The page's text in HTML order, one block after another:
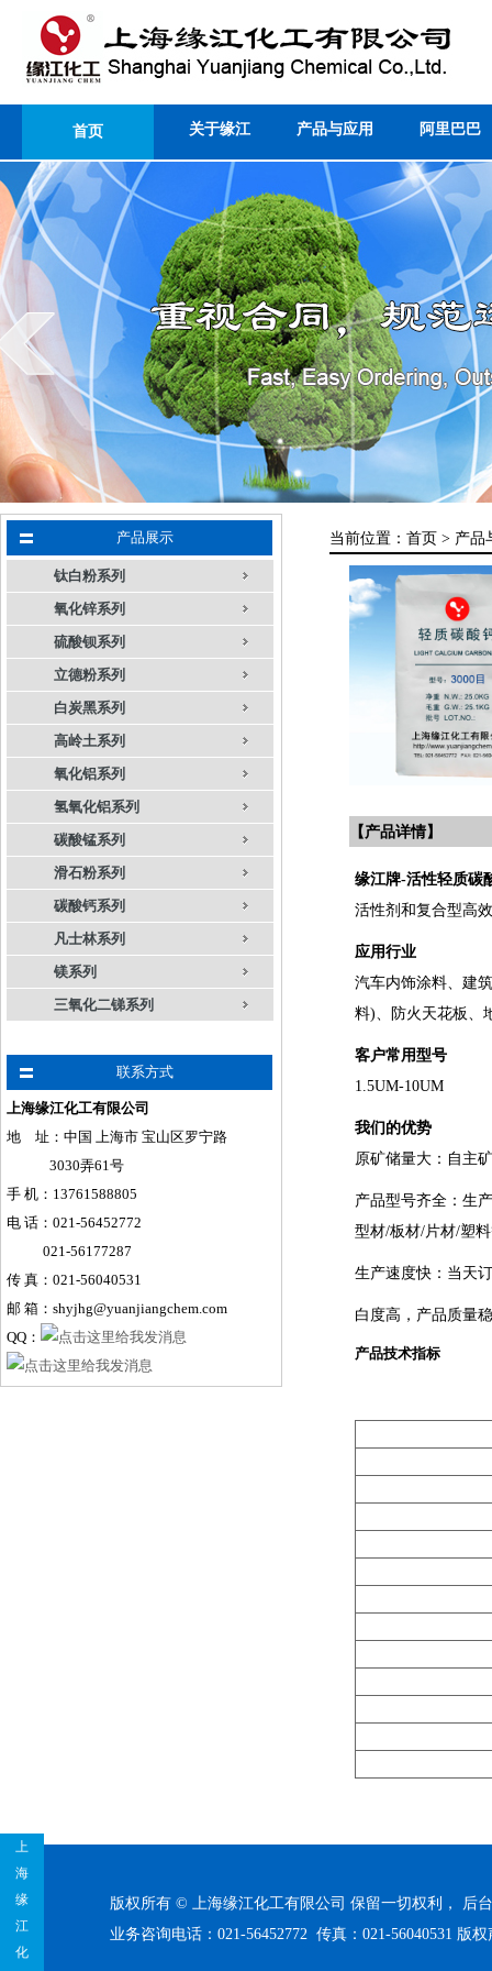
首页 关于缘江 产品与应用 阿里巴巴
产品展示
钛白粉系列
氧化锌系列
硫酸钡系列
立德粉系列
白炭黑系列
高岭土系列
氧化铝系列
氢氧化铝系列
碳酸锰系列
滑石粉系列
碳酸钙系列
凡士林系列
镁系列
三氧化二锑系列
联系方式
上海缘江化工有限公司
地 址：中国 上海市 宝山区罗宁路
3030弄61号
手 机 ： 13761588805
电 话：021-56452772
021-56177287
传 真：021-56040531
邮 箱：shyjhg@yuanjiangchem.com
QQ：
当前位置： 首页 > 产品
【产品详情】
缘江牌-活性轻质碳
活性剂和复合型高
应用行业
汽车内饰涂料、建
料)、防火天花板、
客户常用型号
1.5UM-10UM
我们的优势
原矿储量大：自主
产品型号齐全：生
型材/板材/片材/塑
生产速度快：当天
白度高，产品质量
产品技术指标
上
海
缘
江
化
版权所有 © 上海缘江化工有限公司 保留一切权利， 后
业务咨询电话：021-56452772 传真：021-56040531 版权